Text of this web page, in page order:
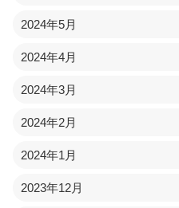
2024年5月
2024年4月
2024年3月
2024年2月
2024年1月
2023年12月